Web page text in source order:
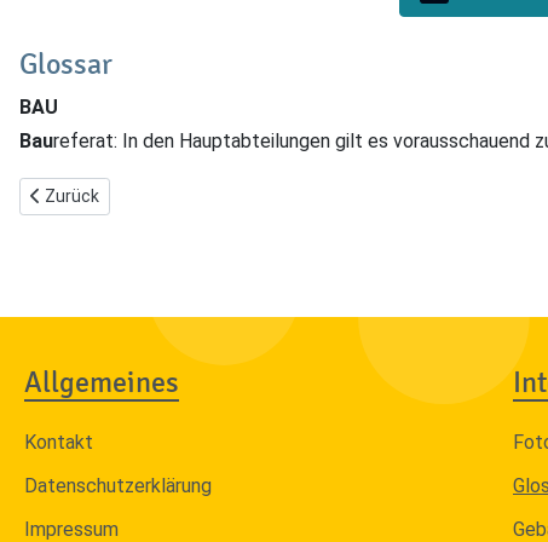
Glossar
BAU
Baureferat: In den Hauptabteilungen gilt es vorausschauend
Vorheriger Beitrag: A - Ausschuss
Zurück
Allgemeines
Kontakt
Datenschutzerklärung
Impressum